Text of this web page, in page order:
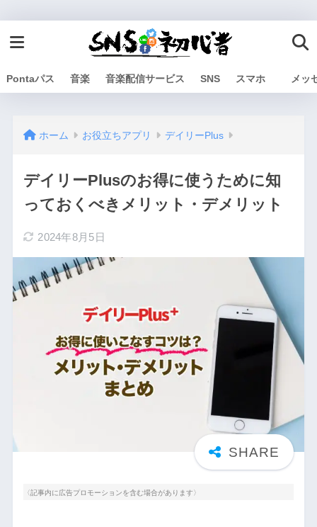
Pontaパス 音楽 音楽配信サービス SNS スマホ メッ
ホーム お役立ちアプリ デイリーPlus
デイリーPlusのお得に使うために知
っておくべきメリット・デメリット
2024年8月5日
〈記事内に広告プロモーションを含む場合があります〉